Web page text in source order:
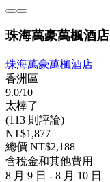
珠海萬豪萬楓酒店
珠海萬豪萬楓酒店
香洲區
9.0/10
太棒了
(113 則評論)
NT$1,877
總價 NT$2,188
含稅金和其他費用
8 月 9 日 - 8 月 10 日